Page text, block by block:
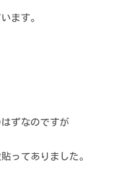
ます。
ずなのですが
ってありました。